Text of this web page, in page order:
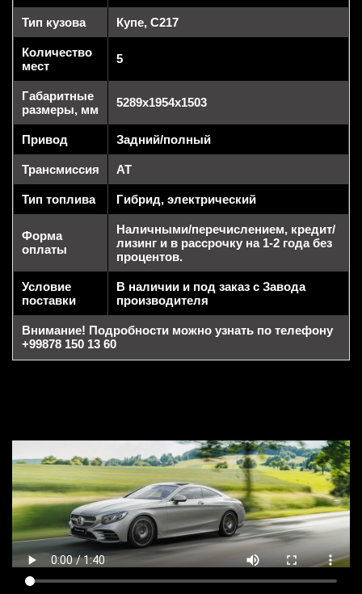
Тип кузова Купе, С217
Количество
мест
5
Габаритные
размеры, мм
5289x1954x1503
Привод Задний/полный
Трансмиссия AT
Тип топлива Гибрид, электрический
Форма
оплаты
Наличными/перечислением, кредит/
лизинг и в рассрочку на 1-2 года без
процентов.
Условие
поставки
В наличии и под заказ с Завода
производителя
Внимание! Подробности можно узнать по телефону
+99878 150 13 60